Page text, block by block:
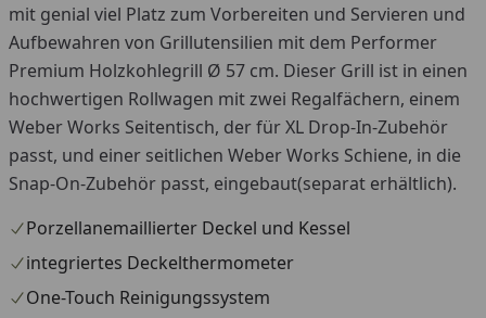
mit genial viel Platz zum Vorbereiten und Servieren und
Aufbewahren von Grillutensilien mit dem Performer
Premium Holzkohlegrill Ø 57 cm. Dieser Grill ist in einen
hochwertigen Rollwagen mit zwei Regalfächern, einem
Weber Works Seitentisch, der für XL Drop-In-Zubehör
passt, und einer seitlichen Weber Works Schiene, in die
Snap-On-Zubehör passt, eingebaut(separat erhältlich).
Porzellanemaillierter Deckel und Kessel
integriertes Deckelthermometer
One-Touch Reinigungssystem